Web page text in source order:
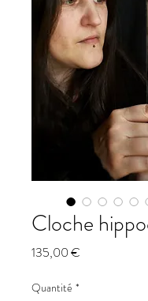
Cloche
135,00 €
Quantité *